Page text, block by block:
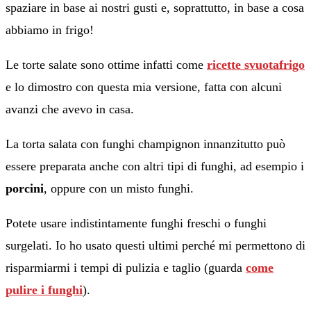
spaziare in base ai nostri gusti e, soprattutto, in base a cosa
abbiamo in frigo!
Le torte salate sono ottime infatti come ricette svuotafrigo
e lo dimostro con questa mia versione, fatta con alcuni
avanzi che avevo in casa.
La torta salata con funghi champignon innanzitutto può
essere preparata anche con altri tipi di funghi, ad esempio i
porcini, oppure con un misto funghi.
Potete usare indistintamente funghi freschi o funghi
surgelati. Io ho usato questi ultimi perché mi permettono di
risparmiarmi i tempi di pulizia e taglio (guarda come
pulire i funghi).